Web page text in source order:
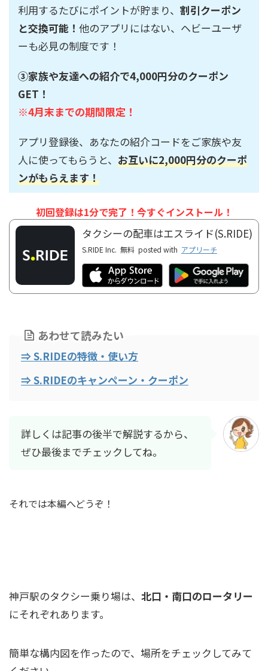
利用するたびにポイントが貯まり、 割引クーポン
と交換可能！ 他のアプリにはない、ヘビーユーザ
ーも必見の制度です！
③家族や友達への紹介で4,000円分のクーポン
GET！
※4月末までの期間限定！
アプリ登録後、あなたの紹介コードをご家族や友
人に使ってもらうと、 お互いに2,000円分のクーポ
ンがもらえます！
初回登録は1分で完了！今すぐインストール！
タクシーの配車はエスライド(S.RIDE)
S.RIDE Inc. 無料 posted with アプリーチ
あわせて読みたい
⇒ S.RIDEの特徴・使い方
⇒ S.RIDEのキャンペーン・クーポン
詳しくは記事の後半で解説するから、
ぜひ最後までチェックしてね。
それでは本編へどうぞ！
神戸駅のタクシー乗り場は、 北口・南口のロータリー
にそれぞれあります。
簡単な構内図を作ったので、場所をチェックしてみて